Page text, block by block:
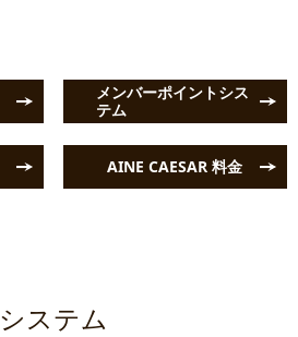
メンバーポイントシス
テム
AINE CAESAR 料金
システム